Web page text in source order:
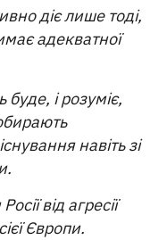
діє лише тоді,
адекватної
і розуміє,
навіть зі
від агресії
Європи.